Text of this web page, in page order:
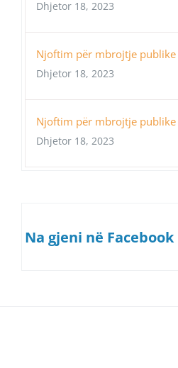
Dhjetor 18, 2023
Njoftim për mbrojtje publike
Dhjetor 18, 2023
Njoftim për mbrojtje publike
Dhjetor 18, 2023
Na gjeni në Facebook